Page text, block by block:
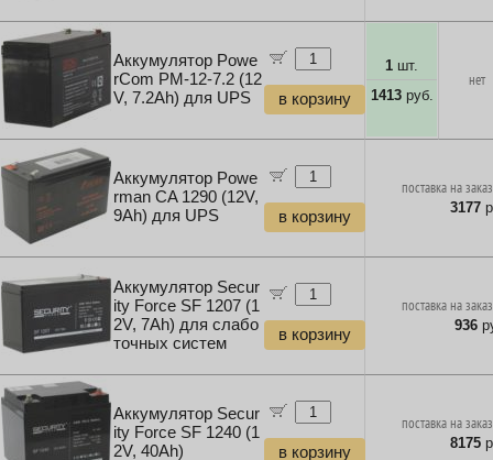
Аккумулятор Powe
rCom PM-12-7.2 (12
V, 7.2Ah) для UPS
в корзину
1 шт.
1413руб.
нет
Аккумулятор Powe
rman CA 1290 (12V,
9Ah) для UPS
в корзину
поставка на
3177
Аккумулятор Secur
ity Force SF 1207 (1
2V, 7Ah) для слабо
точных систем
в корзину
поставка на
936
Аккумулятор Secur
ity Force SF 1240 (1
2V, 40Ah)
в корзину
поставка на
8175